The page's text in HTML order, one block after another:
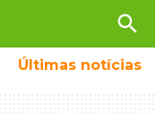
search
Últimas notícias